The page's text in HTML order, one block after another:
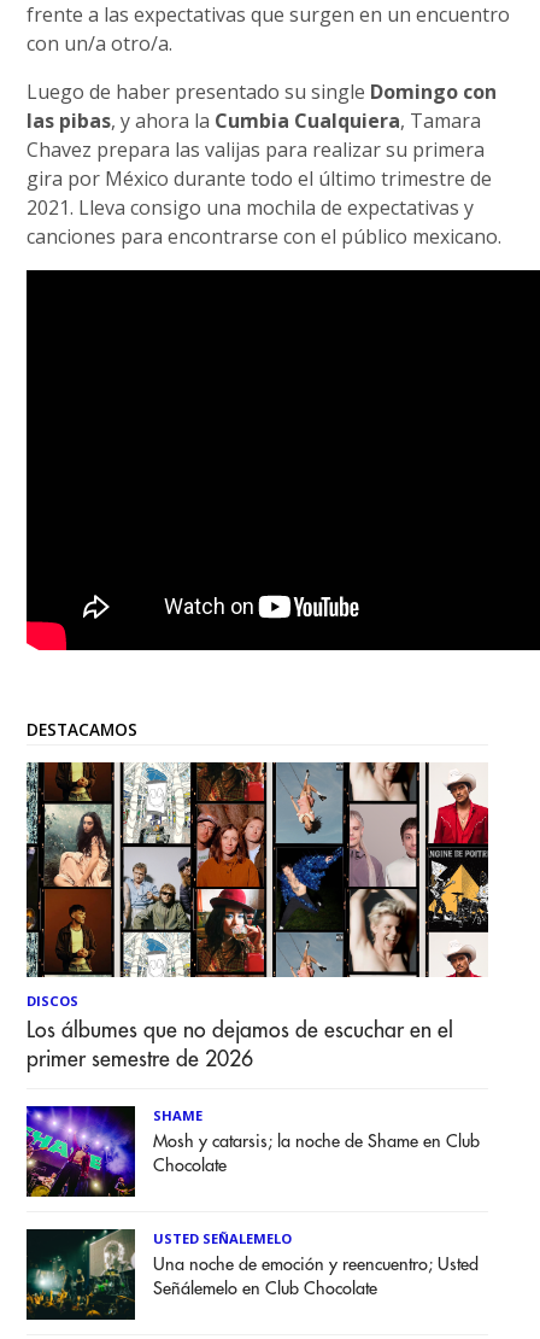
frente a las expectativas que surgen en un encuentro
con un/a otro/a.
Luego de haber presentado su single Domingo con
las pibas, y ahora la Cumbia Cualquiera, Tamara
Chavez prepara las valijas para realizar su primera
gira por México durante todo el último trimestre de
2021. Lleva consigo una mochila de expectativas y
canciones para encontrarse con el público mexicano.
DESTACAMOS
DISCOS
Los álbumes que no dejamos de escuchar en el
primer semestre de 2026
SHAME
Mosh y catarsis; la noche de Shame en Club
Chocolate
USTED SEÑALEMELO
Una noche de emoción y reencuentro; Usted
Señálemelo en Club Chocolate